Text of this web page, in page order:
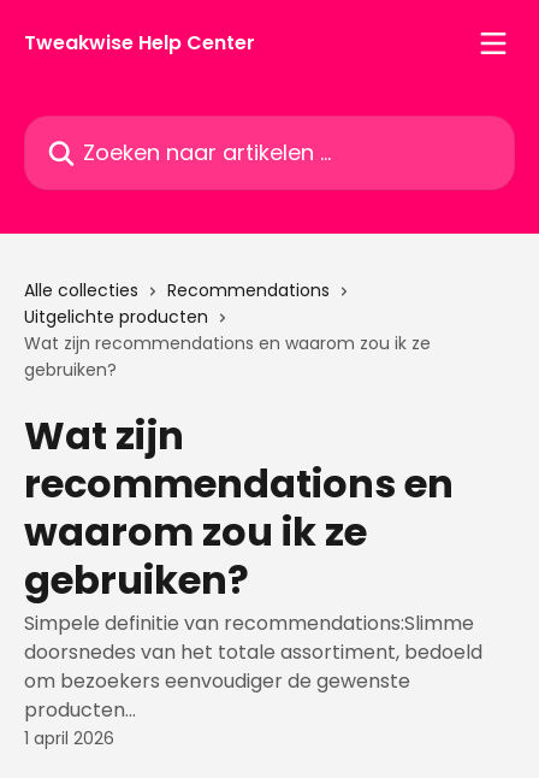
Tweakwise Help Center
Zoeken naar artikelen ...
Alle collecties
Recommendations
Uitgelichte producten
Wat zijn recommendations en waarom zou ik ze
gebruiken?
Wat zijn
recommendations en
waarom zou ik ze
gebruiken?
Simpele definitie van recommendations:Slimme
doorsnedes van het totale assortiment, bedoeld
om bezoekers eenvoudiger de gewenste
producten...
1 april 2026